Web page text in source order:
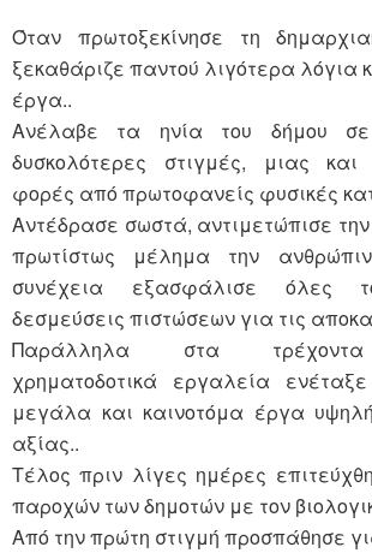
Όταν πρωτοξεκίνησε τη
ξεκαθάριζε παντού λιγότερα λόγια
έργα..
Ανέλαβε τα ηνία του δήμου
δυσκολότερες στιγμές, μιας και
φορές από πρωτοφανείς φυσικές
Αντέδρασε σωστά, αντιμετώπισε
πρωτίστως μέλημα την
συνέχεια εξασφάλισε όλες
δεσμεύσεις πιστώσεων για τις
Παράλληλα στα
χρηματοδοτικά εργαλεία
μεγάλα και καινοτόμα έργα
αξίας..
Τέλος πριν λίγες ημέρες
παροχών των δημοτών με τον
Από την πρώτη στιγμή προσπάθησε